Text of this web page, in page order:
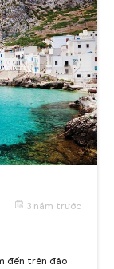
3 năm trước
đến trên đảo